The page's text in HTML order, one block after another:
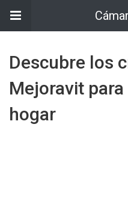
Descubre los
Mejoravit
hogar